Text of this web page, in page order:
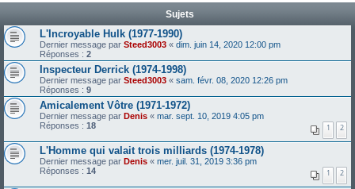
Sujets
L'Incroyable Hulk (1977-1990)
Dernier message par Steed3003 « dim. juin 14, 2020 12:00 pm
Réponses : 2
Inspecteur Derrick (1974-1998)
Dernier message par Steed3003 « sam. févr. 08, 2020 12:26 pm
Réponses : 9
Amicalement Vôtre (1971-1972)
Dernier message par Denis « mar. sept. 10, 2019 4:05 pm
Réponses : 18 1 2
L'Homme qui valait trois milliards (1974-1978)
Dernier message par Denis « mer. juil. 31, 2019 3:36 pm
Réponses : 14 1 2